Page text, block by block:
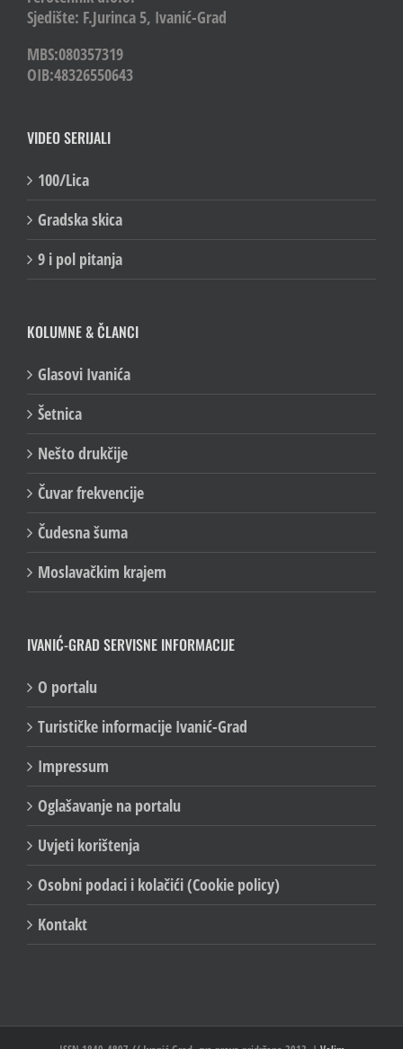
Ferotehnik d.o.o.
Sjedište: F.Jurinca 5, Ivanić-Grad
MBS:080357319
100/Lica
Gradska skica
9 i pol pitanja
Glasovi Ivanića
Šetnica
Nešto drukčije
Čuvar frekvencije
Čudesna šuma
Moslavačkim krajem
O portalu
Turističke informacije Ivanić-Grad
Impressum
Oglašavanje na portalu
Uvjeti korištenja
Osobni podaci i kolačići (Cookie policy)
Kontakt